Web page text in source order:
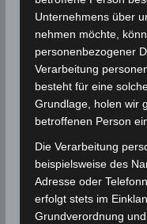
Meteorologie
Differenz ist der
Monat des Jahres.
Höchst- und
Die
Gesamttunesien
lagen die
über der Norm.
Die
Unternehmens über
nehmen möchte,
personenbezogener
Verarbeitung
besteht für eine
Grundlage, holen wir
betroffenen Person
Die Verarbeitung
beispielsweise des
Adresse oder
erfolgt stets im
Grundverordnung